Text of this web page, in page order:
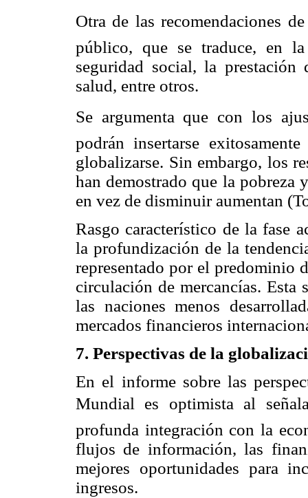
Otra de las recomendaciones
público, que se traduce, en
seguridad social, la
salud, entre otros.
Se argumenta que con los
podrán insertarse
globalizarse. Sin embargo, los
han demostrado que la pobreza
en vez de disminuir aumentan
Rasgo característico de la fase
la profundización de la
representado por el predominio
circulación de mercancías. Esta
las naciones menos
mercados financieros
7. Perspectivas de la
En el informe sobre las
Mundial es optimista al
profunda integración con la
flujos de información, las
mejores oportunidades para
ingresos.